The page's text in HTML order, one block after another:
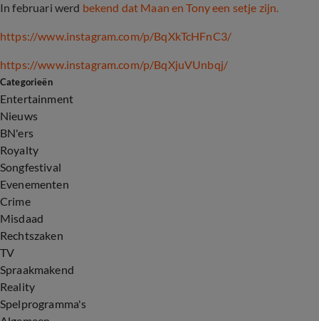
In februari werd bekend dat Maan en Tony een setje zijn.
https://www.instagram.com/p/BqXkTcHFnC3/
https://www.instagram.com/p/BqXjuVUnbqj/
Categorieën
Entertainment
Nieuws
BN'ers
Royalty
Songfestival
Evenementen
Crime
Misdaad
Rechtszaken
TV
Spraakmakend
Reality
Spelprogramma's